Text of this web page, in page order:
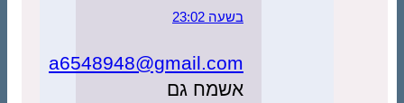
בשעה 23:02
a6548948@gmail.com
אשמח גם